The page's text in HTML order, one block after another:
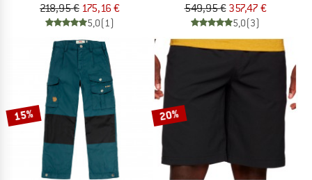
218,95 € 175,16 €
5,0(1)
549,95 € 357,47 €
5,0(3)
15% 20%